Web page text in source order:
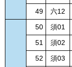
49
六12
50 須01
51
須02
52
須03